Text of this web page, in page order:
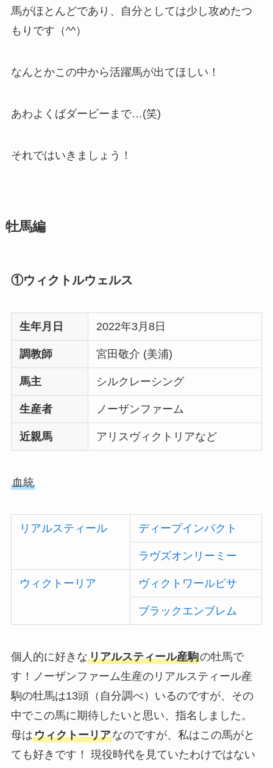
馬がほとんどであり、自分としては少し攻めたつ
もりです（^^）
なんとかこの中から活躍馬が出てほしい！
あわよくばダービーまで…(笑)
それではいきましょう！
牡馬編
①ウィクトルウェルス
生年月日 2022年3月8日
調教師 宮田敬介 (美浦)
馬主 シルクレーシング
生産者 ノーザンファーム
近親馬 アリスヴィクトリアなど
血統
リアルスティール ディープインパクト
ラヴズオンリーミー
ウィクトーリア ヴィクトワールピサ
ブラックエンブレム
個人的に好きなリアルスティール産駒の牡馬で
す！ノーザンファーム生産のリアルスティール産
駒の牡馬は13頭（自分調べ）いるのですが、その
中でこの馬に期待したいと思い、指名しました。
母はウィクトーリアなのですが、私はこの馬がと
ても好きです！ 現役時代を見ていたわけではない